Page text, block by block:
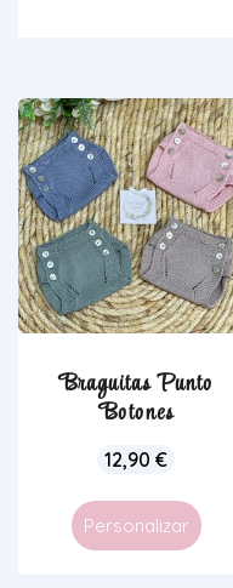
Braguitas Punto
Botones
12,90 €
Personalizar